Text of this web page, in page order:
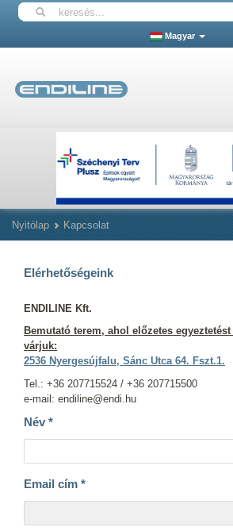
Magyar
Nyitólap Kapcsolat
Elérhetőségeink
ENDILINE Kft.
Bemutató terem, ahol előzetes
várjuk:
2536 Nyergesújfalu, Sánc Utca 64. Fszt.1.
Tel.: +36 207715524 / +36 207715500
e-mail: endiline@endi.hu
Név *
Email cím *